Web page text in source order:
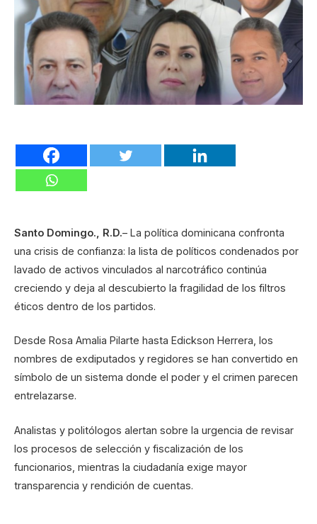
Santo Domingo., R.D.– La política dominicana confronta
una crisis de confianza: la lista de políticos condenados por
lavado de activos vinculados al narcotráfico continúa
creciendo y deja al descubierto la fragilidad de los filtros
éticos dentro de los partidos.
Desde Rosa Amalia Pilarte hasta Edickson Herrera, los
nombres de exdiputados y regidores se han convertido en
símbolo de un sistema donde el poder y el crimen parecen
entrelazarse.
Analistas y politólogos alertan sobre la urgencia de revisar
los procesos de selección y fiscalización de los
funcionarios, mientras la ciudadanía exige mayor
transparencia y rendición de cuentas.